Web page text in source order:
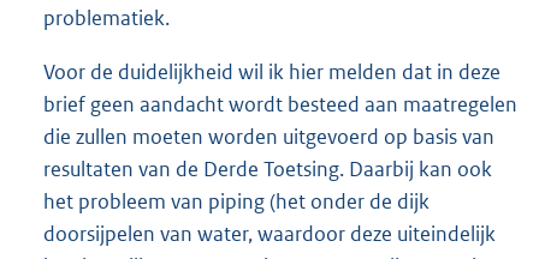
problematiek.
Voor de duidelijkheid wil ik hier melden dat in deze
brief geen aandacht wordt besteed aan maatregelen
die zullen moeten worden uitgevoerd op basis van
resultaten van de Derde Toetsing. Daarbij kan ook
het probleem van piping (het onder de dijk
doorsijpelen van water, waardoor deze uiteindelijk